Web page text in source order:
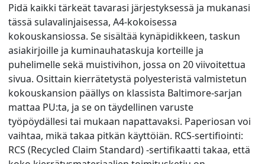
Pidä kaikki tärkeät tavarasi järjestyksessä ja mukanasi
tässä sulavalinjaisessa, A4-kokoisessa
kokouskansiossa. Se sisältää kynäpidikkeen, taskun
asiakirjoille ja kuminauhataskuja korteille ja
puhelimelle sekä muistivihon, jossa on 20 viivoitettua
sivua. Osittain kierrätetystä polyesteristä valmistetun
kokouskansion päällys on klassista Baltimore-sarjan
mattaa PU:ta, ja se on täydellinen varuste
työpöydällesi tai mukaan napattavaksi. Paperiosan voi
vaihtaa, mikä takaa pitkän käyttöiän. RCS-sertifiointi:
RCS (Recycled Claim Standard) -sertifikaatti takaa, että